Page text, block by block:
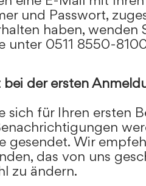
und Passwort,
haben, wenden
unter 0511 8550-
der ersten
sich für Ihren ersten
gesendet. Wir
das von uns
zu ändern.